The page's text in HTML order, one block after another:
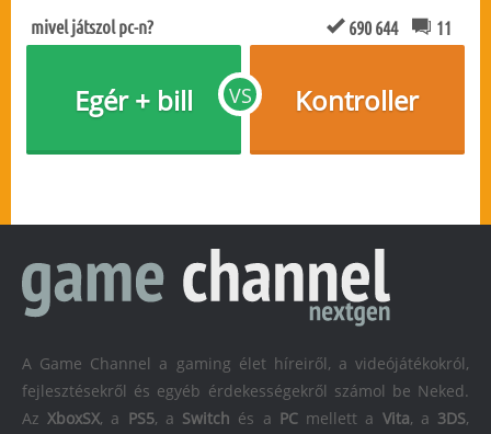
mivel játszol pc-n? 690 644 11
VS
Egér + bill Kontroller
A Game Channel a gaming élet híreiről, a videójátékokról,
fejlesztésekről és egyéb érdekességekről számol be Neked.
AzXboxSX, a PS5, a Switch és a PCmellett a Vita, a 3DS,